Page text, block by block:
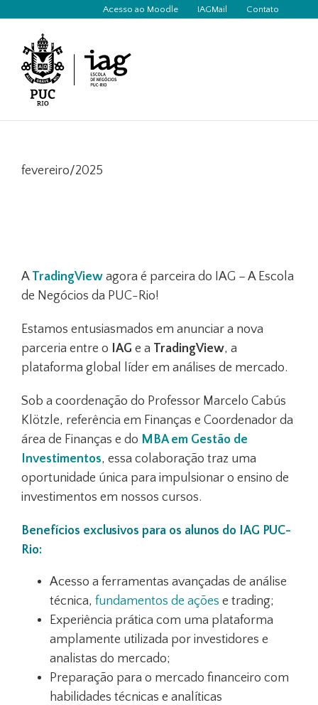
conteúdo
Acesso ao Moodle IAGMail Contato
fevereiro/2025
A TradingView agora é parceira do IAG – A Escola
de Negócios da PUC-Rio!
Estamos entusiasmados em anunciar a nova
parceria entre o IAG e a TradingView, a
plataforma global líder em análises de mercado.
Sob a coordenação do Professor Marcelo Cabús
Klötzle, referência em Finanças e Coordenador da
área de Finanças e do MBA em Gestão de
Investimentos, essa colaboração traz uma
oportunidade única para impulsionar o ensino de
investimentos em nossos cursos.
Benefícios exclusivos para os alunos do IAG PUC-
Rio:
Acesso a ferramentas avançadas de análise
técnica, fundamentos de ações e trading;
Experiência prática com uma plataforma
amplamente utilizada por investidores e
analistas do mercado;
Preparação para o mercado financeiro com
habilidades técnicas e analíticas